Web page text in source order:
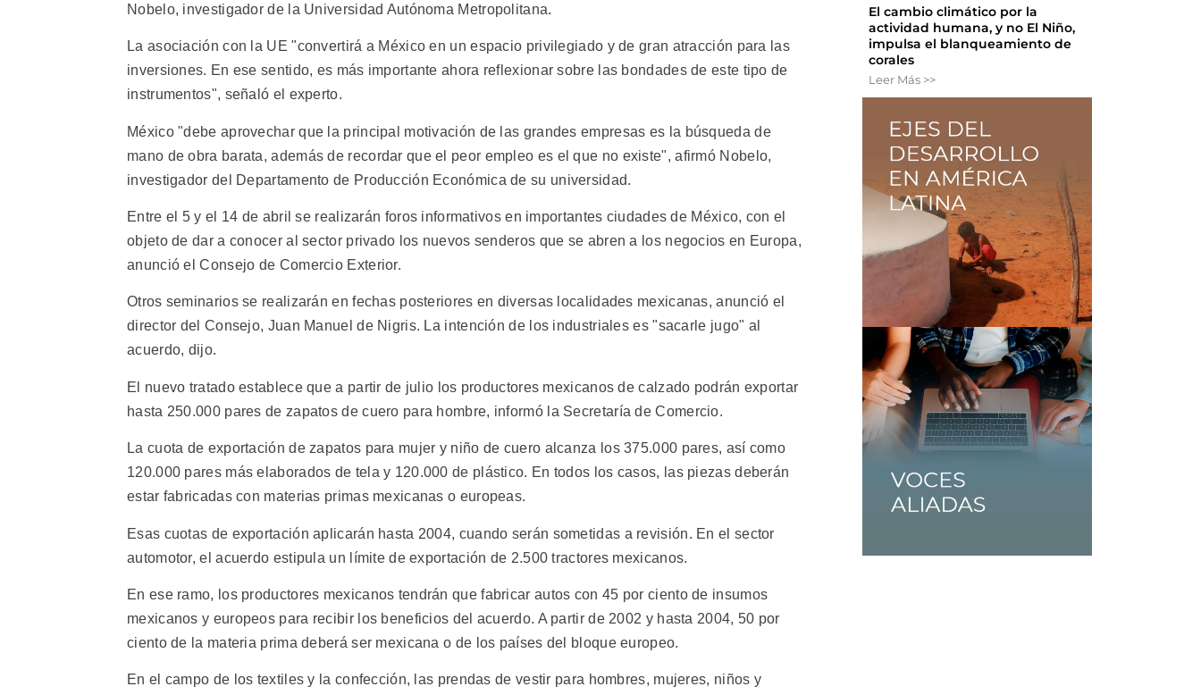
Nobelo, investigador de la Universidad Autónoma Metropolitana.
La asociación con la UE "convertirá a México en un espacio privilegiado y de gran atracción para las
inversiones. En ese sentido, es más importante ahora reflexionar sobre las bondades de este tipo de
instrumentos", señaló el experto.
México "debe aprovechar que la principal motivación de las grandes empresas es la búsqueda de
mano de obra barata, además de recordar que el peor empleo es el que no existe", afirmó Nobelo,
investigador del Departamento de Producción Económica de su universidad.
Entre el 5 y el 14 de abril se realizarán foros informativos en importantes ciudades de México, con el
objeto de dar a conocer al sector privado los nuevos senderos que se abren a los negocios en Europa,
anunció el Consejo de Comercio Exterior.
Otros seminarios se realizarán en fechas posteriores en diversas localidades mexicanas, anunció el
director del Consejo, Juan Manuel de Nigris. La intención de los industriales es "sacarle jugo" al
acuerdo, dijo.
El nuevo tratado establece que a partir de julio los productores mexicanos de calzado podrán exportar
hasta 250.000 pares de zapatos de cuero para hombre, informó la Secretaría de Comercio.
La cuota de exportación de zapatos para mujer y niño de cuero alcanza los 375.000 pares, así como
120.000 pares más elaborados de tela y 120.000 de plástico. En todos los casos, las piezas deberán
estar fabricadas con materias primas mexicanas o europeas.
Esas cuotas de exportación aplicarán hasta 2004, cuando serán sometidas a revisión. En el sector
automotor, el acuerdo estipula un límite de exportación de 2.500 tractores mexicanos.
En ese ramo, los productores mexicanos tendrán que fabricar autos con 45 por ciento de insumos
mexicanos y europeos para recibir los beneficios del acuerdo. A partir de 2002 y hasta 2004, 50 por
ciento de la materia prima deberá ser mexicana o de los países del bloque europeo.
En el campo de los textiles y la confección, las prendas de vestir para hombres, mujeres, niños y
El cambio climático por la
actividad humana, y no El Niño,
impulsa el blanqueamiento de
corales
Leer Más >>